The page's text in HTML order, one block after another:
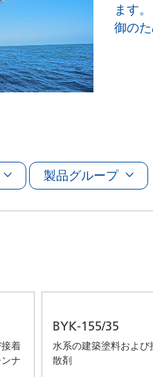
ホームケアおよび業務・
ます
御の
製品グループ
着
ナ
BYK-155/35
水系の建築塗料およ
散剤